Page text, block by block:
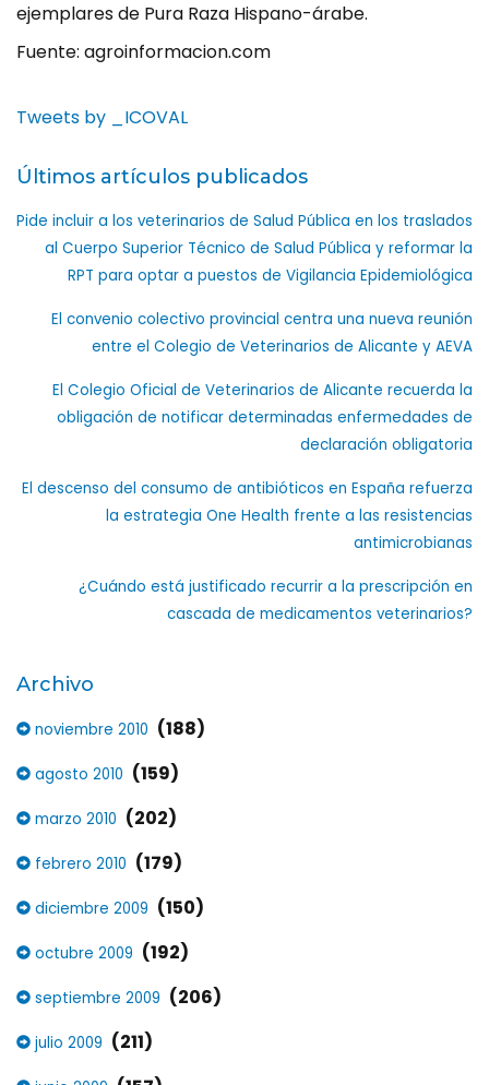
ejemplares de Pura Raza Hispano-árabe.
Fuente: agroinformacion.com
Tweets by _ICOVAL
Últimos artículos publicados
Pide incluir a los veterinarios de Salud Pública en los traslados
al Cuerpo Superior Técnico de Salud Pública y reformar la
RPT para optar a puestos de Vigilancia Epidemiológica
El convenio colectivo provincial centra una nueva reunión
entre el Colegio de Veterinarios de Alicante y AEVA
El Colegio Oficial de Veterinarios de Alicante recuerda la
obligación de notificar determinadas enfermedades de
declaración obligatoria
El descenso del consumo de antibióticos en España refuerza
la estrategia One Health frente a las resistencias
antimicrobianas
¿Cuándo está justificado recurrir a la prescripción en
cascada de medicamentos veterinarios?
Archivo
noviembre 2010 (188)
agosto 2010 (159)
marzo 2010 (202)
febrero 2010 (179)
diciembre 2009 (150)
octubre 2009 (192)
septiembre 2009 (206)
julio 2009 (211)